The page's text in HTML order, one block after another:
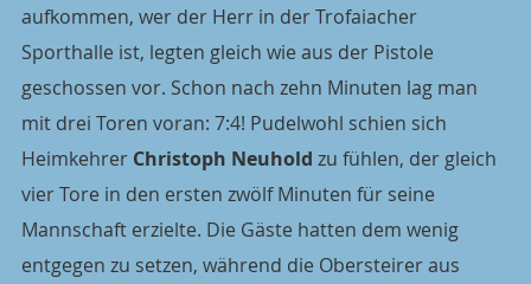
aufkommen, wer der Herr in der Trofaiacher
Sporthalle ist, legten gleich wie aus der Pistole
geschossen vor. Schon nach zehn Minuten lag man
mit drei Toren voran: 7:4! Pudelwohl schien sich
Heimkehrer Christoph Neuhold zu fühlen, der gleich
vier Tore in den ersten zwölf Minuten für seine
Mannschaft erzielte. Die Gäste hatten dem wenig
entgegen zu setzen, während die Obersteirer aus